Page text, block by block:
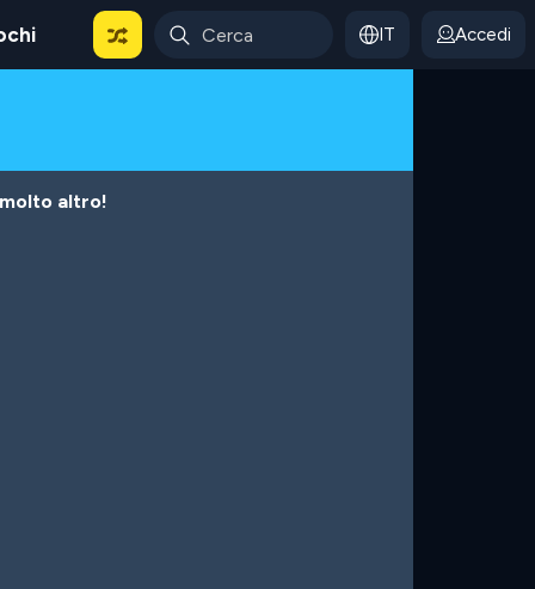
IT Accedi
altro!